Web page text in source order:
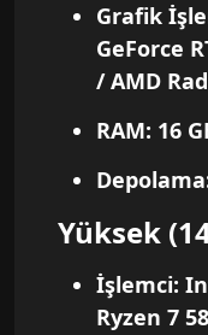
Grafik
GeForce
/ AMD
RAM: 16
Depolama
Yüksek
İşlemci:
Ryzen 7